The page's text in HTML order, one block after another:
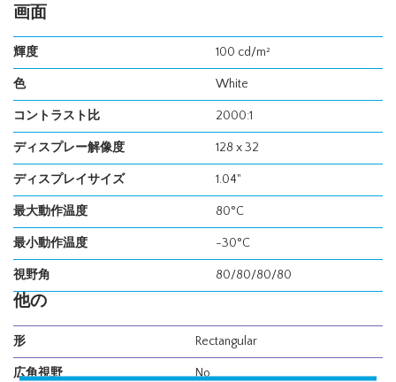
画面
輝度 100 cd/m²
色 White
コントラスト比 2000:1
ディスプレー解像度 128 x 32
ディスプレイサイズ 1.04"
最大動作温度 80°C
最小動作温度 -30°C
視野角 80/80/80/80
他の
形 Rectangular
広角視野 No